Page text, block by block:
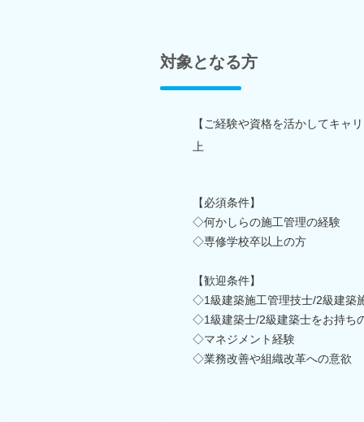
対象となる方
【ご経験や資格を活かしてキ
上
【必須条件】
◇何かしらの施工管理の経験
◇専修学校卒以上の方
【歓迎条件】
◇1級建築施工管理技士/2級建築
◇1級建築士/2級建築士をお持ち
◇マネジメント経験
◇業務改善や組織改革への意欲